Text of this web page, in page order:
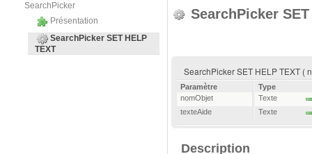
SearchPicker
Présentation
SearchPicker SET HELP
TEXT
SearchPicker
SearchPicker SET HELP TEXT (
Paramètre
Type
nomObjet
Texte
texteAide
Texte
Description